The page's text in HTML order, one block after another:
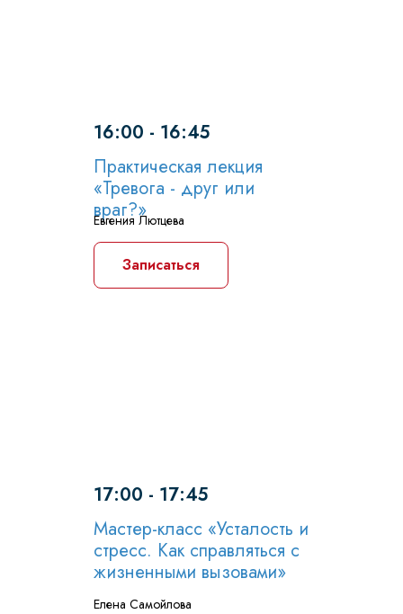
16:00 - 16:45
Практическая лекция
«Тревога - друг или
враг?»
Евгения Лютцева
Записаться
17:00 - 17:45
Мастер-класс «Усталость и
стресс. Как справляться с
жизненными вызовами»
Елена Самойлова